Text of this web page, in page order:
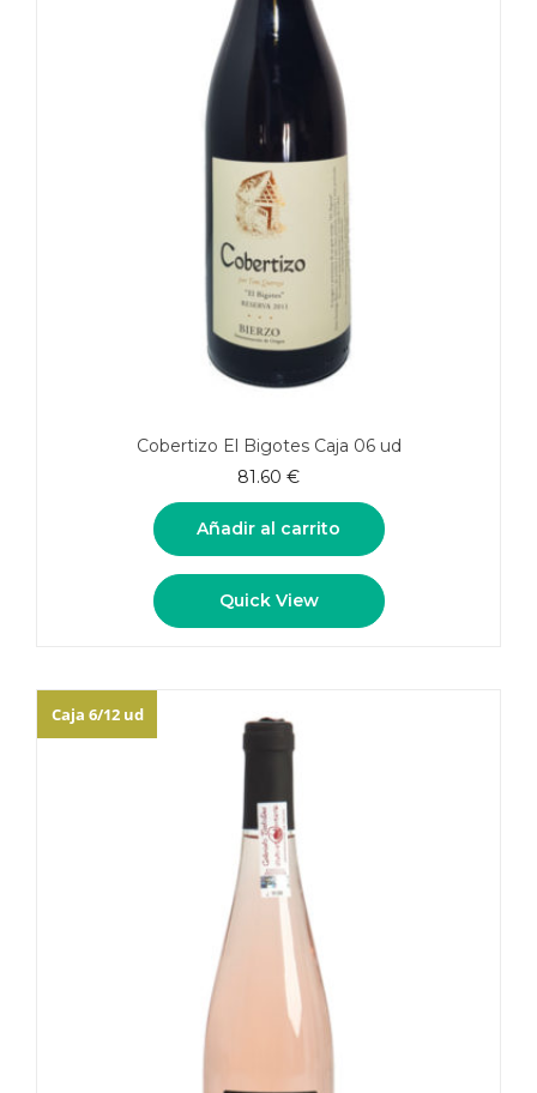
Cobertizo El Bigotes Caja 06 ud
81.60 €
Añadir al carrito
Quick View
Caja 6/12 ud